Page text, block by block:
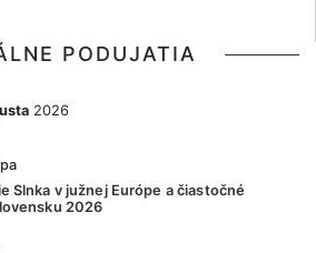
PODUJATIA
2026
Slnka v južnej Európe a čiastočné
2026